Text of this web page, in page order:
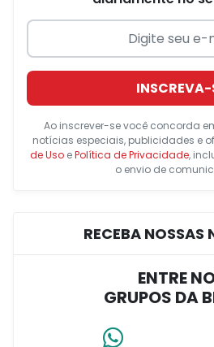
INSCREVA-
Ao inscrever-se você concorda
notícias especiais, publicidades e
de UsoePolítica de Privacidade,
o envio de
RECEBA NOSSAS
ENTRE
GRUPOS DA